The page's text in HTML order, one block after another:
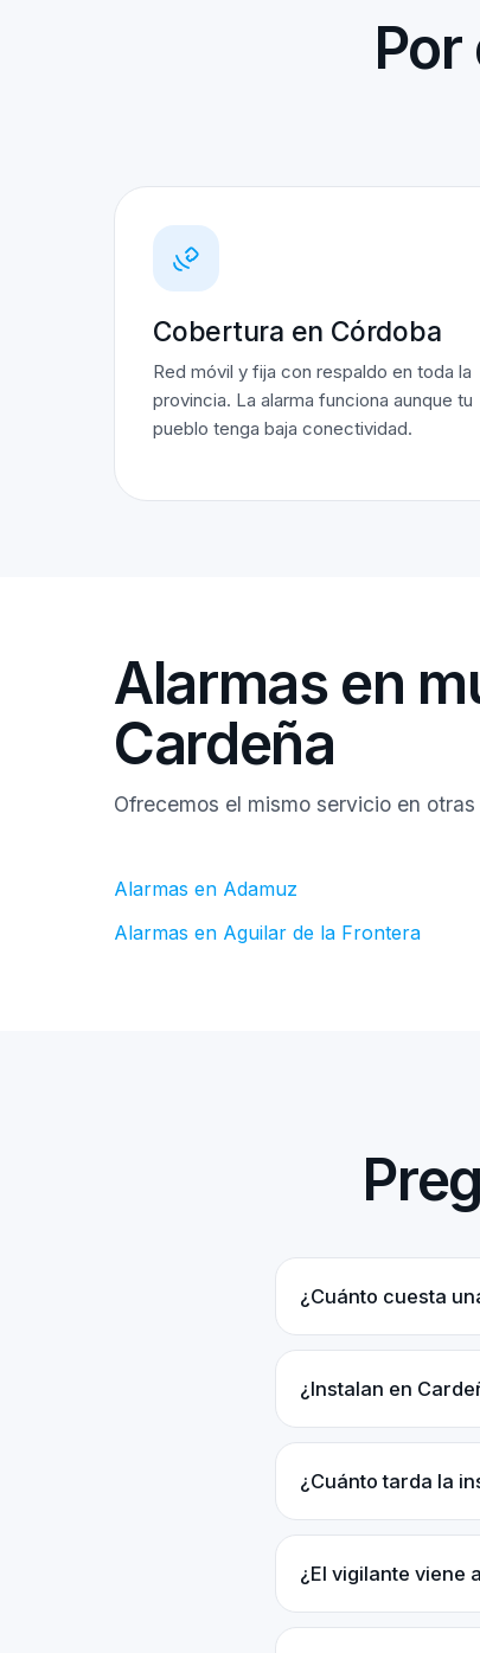
Cobertura en Córdoba
Red móvil y fija con respaldo en toda la
provincia. La alarma funciona aunque tu
pueblo tenga baja conectividad.
Alarmas en
Cardeña
Ofrecemos el mismo servicio en
Alarmas en Adamuz
Alarmas en Aguilar de la Frontera
¿Cuánto cuesta
¿Instalan en
¿Cuánto tarda la
¿El vigilante viene